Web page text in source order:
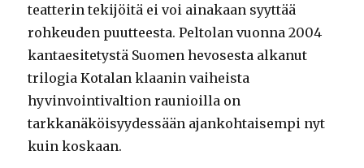
teatterin tekijöitä ei voi ainakaan syyttää
rohkeuden puutteesta. Peltolan vuonna 2004
kantaesitetystä Suomen hevosesta alkanut
trilogia Kotalan klaanin vaiheista
hyvinvointivaltion raunioilla on
tarkkanäköisyydessään ajankohtaisempi nyt
kuin koskaan.